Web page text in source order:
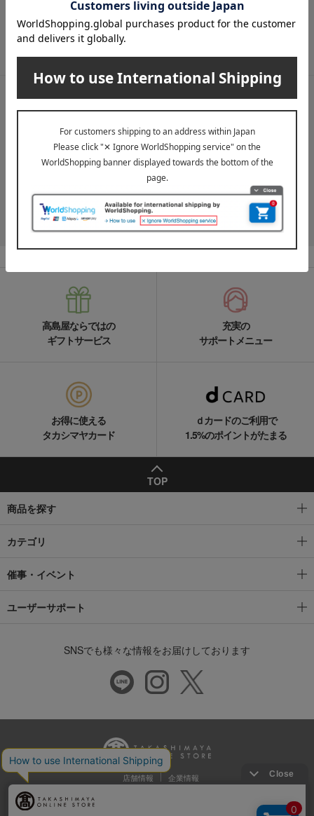
メールマガジンについて詳しく見る
LINE公式アカウント
高島屋オンラインストアLINE公式アカウントでは百貨店ならではの
名品やお得な最新情報を配信中！
LINEの友達追加をする
高島屋ならではの
ギフトサービス
充実の
サポートメニュー
お得に使える
タカシマヤカード
ｄカードのご利用で
1.5%のポイントがたまる
TOP
商品を探す
カテゴリ
催事・イベント
ユーザーサポート
SNSでも様々な情報をお届けしております
店舗情報 企業情報
推奨環境 特定商取引法に基づく表示
プライバシーポリシー